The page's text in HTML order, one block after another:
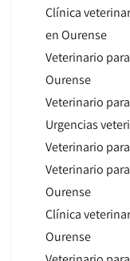
Clínica
en Ourense
Veterinario
Ourense
Veterinario
Urgencias
Veterinario
Veterinario
Ourense
Clínica
Ourense